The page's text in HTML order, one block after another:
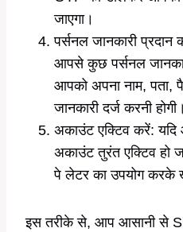
जाएगा।
पर्सनल जानकारी
आपसे कुछ पर्सनल
आपको अपना नाम, पता,
जानकारी दर्ज करनी होगी।
अकाउंट एक्टिव करें:
अकाउंट तुरंत एक्टिव हो
पे लेटर का उपयोग करके
इस तरीके से, आप आसानी से